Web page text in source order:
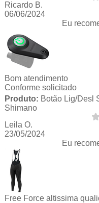
Ricardo B.
06/06/2024
Eu
Bom atendimento
Conforme solicitado
Produto: Botão Lig/Desl
Shimano
Leila O.
23/05/2024
Eu
Free Force altissima